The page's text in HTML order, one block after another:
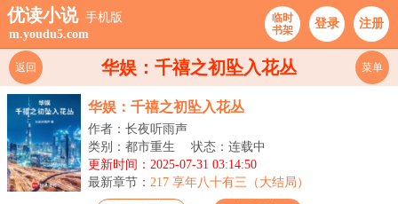
优读小说 手机版
m.youdu5.com
临时
书架
登录 注册
华娱：千禧之初坠入花丛
返回 菜单
华娱：千禧之初坠入花丛
作者：长夜听雨声
类别：都市重生
状态：连载中
更新时间：2025-07-31 03:14:50
最新章节： 217 享年八十有三（大结局）